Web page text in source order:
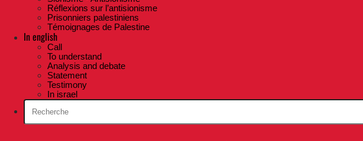
Réflexions sur l’antisionisme
Prisonniers palestiniens
Témoignages de Palestine
In english
Call
To understand
Analysis and debate
Statement
Testimony
In israel